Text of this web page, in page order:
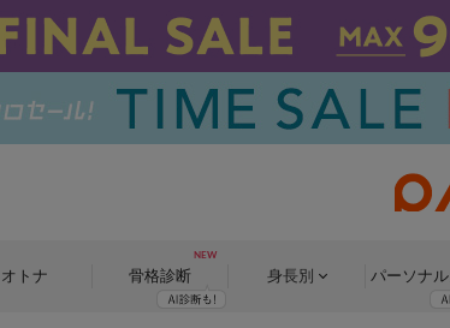
オトナ 骨格診断 身長別 パーソナル